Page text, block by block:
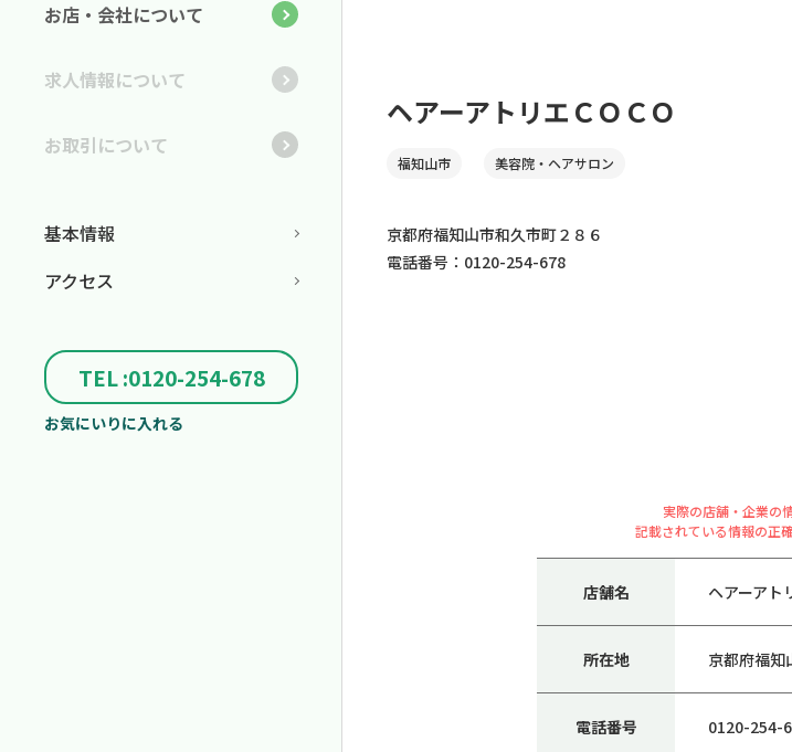
ヘアーアトリエＣＯＣＯ
福知山市 美容院・ヘアサロン
京都府福知山市和久市町２８６
電話番号：0120-254-678
実際の店舗・企業の
記載されている情報の正
店舗名 ヘアーアト
所在地 京都府福知
電話番号 0120-254-
お店・会社について
求人情報について
お取引について
基本情報
アクセス
TEL :0120-254-678
お気にいりに入れる